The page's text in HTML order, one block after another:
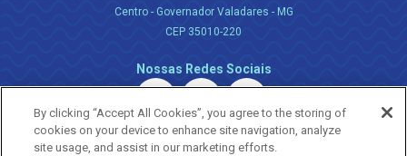
Centro - Governador Valadares - MG
CEP 35010-220
Nossas Redes Sociais
By clicking “Accept All Cookies”, you agree to the storing of
cookies on your device to enhance site navigation, analyze
site usage, and assist in our marketing efforts.